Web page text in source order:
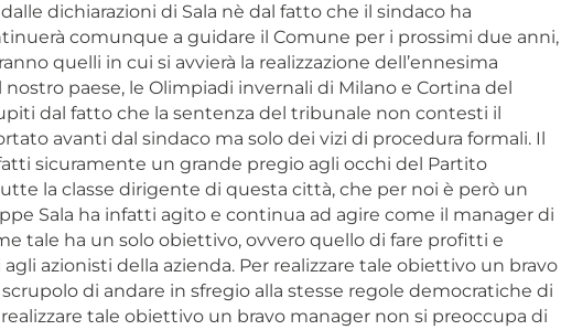
dichiarazioni di Sala nè dal fatto che il sindaco ha
comunque a guidare il Comune per i prossimi due anni,
quelli in cui si avvierà la realizzazione dell’ennesima
nostro paese, le Olimpiadi invernali di Milano e Cortina del
dal fatto che la sentenza del tribunale non contesti il
avanti dal sindaco ma solo dei vizi di procedura formali. Il
sicuramente un grande pregio agli occhi del Partito
la classe dirigente di questa città, che per noi è però un
Sala ha infatti agito e continua ad agire come il manager di
tale ha un solo obiettivo, ovvero quello di fare profitti e
azionisti della azienda. Per realizzare tale obiettivo un bravo
di andare in sfregio alla stesse regole democratiche di
tale obiettivo un bravo manager non si preoccupa di